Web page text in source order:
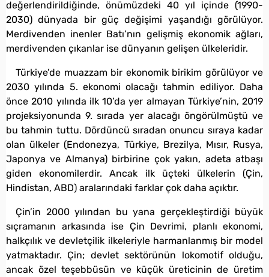
değerlendirildiğinde, önümüzdeki 40 yıl içinde (1990-
2030) dünyada bir güç değişimi yaşandığı görülüyor.
Merdivenden inenler Batı’nın gelişmiş ekonomik ağları,
merdivenden çıkanlar ise dünyanın gelişen ülkeleridir.
Türkiye’de muazzam bir ekonomik birikim görülüyor ve
2030 yılında 5. ekonomi olacağı tahmin ediliyor. Daha
önce 2010 yılında ilk 10’da yer almayan Türkiye’nin, 2019
projeksiyonunda 9. sırada yer alacağı öngörülmüştü ve
bu tahmin tuttu. Dördüncü sıradan onuncu sıraya kadar
olan ülkeler (Endonezya, Türkiye, Brezilya, Mısır, Rusya,
Japonya ve Almanya) birbirine çok yakın, adeta atbaşı
giden ekonomilerdir. Ancak ilk üçteki ülkelerin (Çin,
Hindistan, ABD) aralarındaki farklar çok daha açıktır.
Çin’in 2000 yılından bu yana gerçekleştirdiği büyük
sıçramanın arkasında ise Çin Devrimi, planlı ekonomi,
halkçılık ve devletçilik ilkeleriyle harmanlanmış bir model
yatmaktadır. Çin; devlet sektörünün lokomotif olduğu,
ancak özel teşebbüsün ve küçük üreticinin de üretim